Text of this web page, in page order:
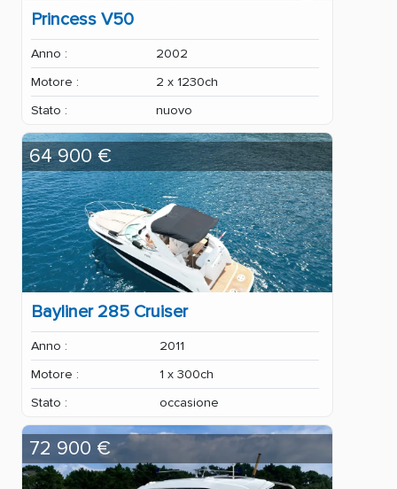
Princess V50
Anno :
2002
Motore :
2 x 1230ch
Stato :
nuovo
Bayliner 285 Cruiser
Anno :
2011
Motore :
1 x 300ch
Stato :
occasione
64 900 €
72 900 €